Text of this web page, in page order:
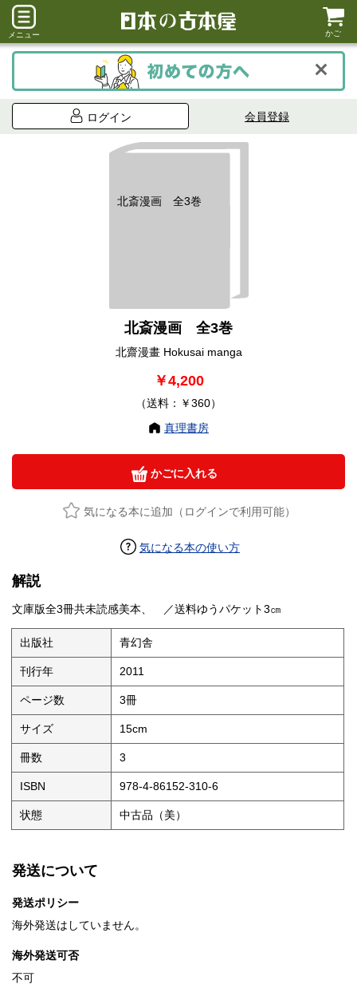
メニュー かご
ログイン 会員登録
北斎漫画 全3巻
北斎漫画 全3巻
北齋漫畫 Hokusai manga
￥4,200
（送料：￥360）
真理書房
かごに入れる
気になる本に追加（ログインで利用可能）
気になる本の使い方
解説
文庫版全3冊共未読感美本、 ／送料ゆうパケット3㎝
出版社 青幻舎
刊行年 2011
ページ数 3冊
サイズ 15cm
冊数 3
ISBN 978-4-86152-310-6
状態 中古品（美）
発送について
発送ポリシー
海外発送はしていません。
海外発送可否
不可